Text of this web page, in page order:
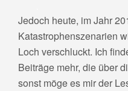
Jedoch heute, im Jahr
Katastrophenszenarien
Loch verschluckt. Ich
Beiträge mehr, die über
sonst möge es mir der